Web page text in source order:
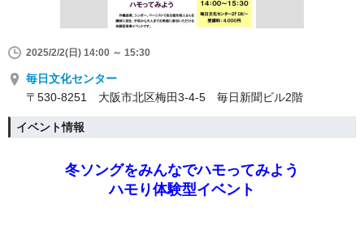
2025/2/2(日) 14:00 ～ 15:30
毎日文化センター
〒530-8251 大阪市北区梅田3-4-5 毎日新聞ビル2階
イベント情報
冬ソングをみんなでハモってみよう
ハモり体験型イベント